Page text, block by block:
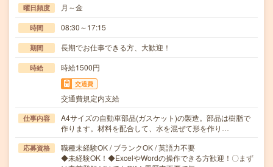
曜日頻度 月～金
時間 08:30～17:15
期間 長期でお仕事できる方、大歓迎！
時給 時給1500円
交通費
交通費規定内支給
仕事内容
A4サイズの自動車部品(ガスケット)の製造。部品は樹脂で
作ります。材料を配合して、水を混ぜて形を作り…
応募資格
職種未経験OK / ブランクOK / 英語力不要
◆未経験OK！◆ExcelやWordの操作できる方歓迎！〇まず